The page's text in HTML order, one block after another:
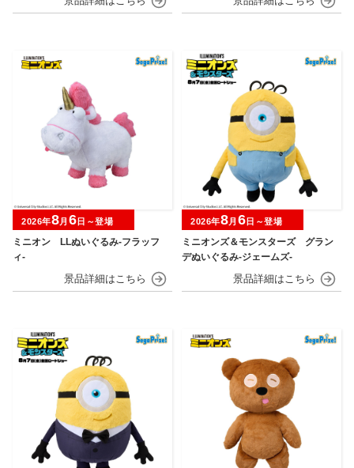
マスターボール・プレミアボール～
ミニオン LLぬいぐるみ‐フラッフ
ィ‐
2026年8月 6日～登場
ミニオンズ＆モンスターズ グラン
デぬいぐるみ‐ジェームズ‐
2026年8月 6日～登場